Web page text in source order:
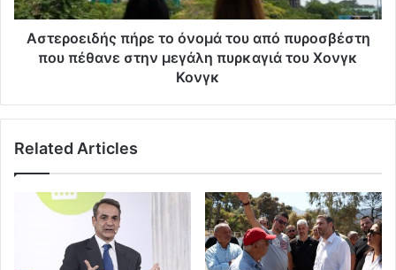
Αστεροειδής πήρε το όνομά του από πυροσβέστη
που πέθανε στην μεγάλη πυρκαγιά του Χονγκ
Κονγκ
Related Articles